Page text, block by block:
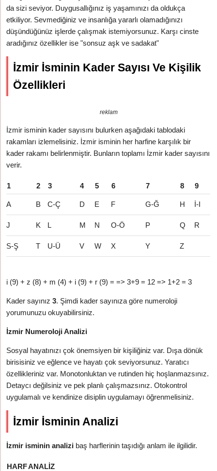
da sizi seviyor. Duygusallığınız iş yaşamınızı da oldukça
etkiliyor. Sevmediğiniz ve insanlığa yararlı olamadığınızı
düşündüğünüz işlerde çalışmak istemiyorsunuz. Karşı cinste
aradığınız özellikler ise "sonsuz aşk ve sadakat"
İzmir İsminin Kader Sayısı Ve Kişilik
Özellikleri
reklam
İzmir isminin kader sayısını bulurken aşağıdaki tablodaki
rakamları izlemelisiniz. İzmir isminin her harfine karşılık bir
kader rakamı belirlenmiştir. Bunların toplamı İzmir kader sayısını
verir.
1 2 3 4 5 6 7 8 9
A B C-Ç D E F G-Ğ H İ-I
J K L M N O-Ö P Q R
S-Ş T U-Ü V W X Y Z
i (9) + z (8) + m (4) + i (9) + r (9) = => 3+9 = 12 => 1+2 = 3
Kader sayınız3. Şimdi kader sayınıza göre numeroloji
yorumunuzu okuyabilirsiniz.
İzmir Numeroloji Analizi
Sosyal hayatınızı çok önemsiyen bir kişiliğiniz var. Dışa dönük
birisisiniz ve eğlence ve hayatı çok seviyorsunuz. Yaratıcı
özellikleriniz var. Monotonluktan ve rutinden hiç hoşlanmazsınız.
Detaycı değilsiniz ve pek planlı çalışmazsınız. Otokontrol
uygulamalı ve kendinize disiplin uygulamayı öğrenmelisiniz.
İzmir İsminin Analizi
İzmir isminin analizi baş harflerinin taşıdığı anlam ile ilgilidir.
HARFANALIZ